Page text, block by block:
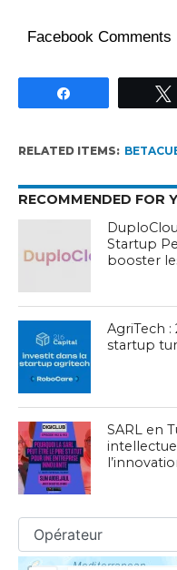
Facebook Comments
RELATED ITEMS:
RECOMMENDED FOR
Startup
booster
AgriTech :
startup
SARL en